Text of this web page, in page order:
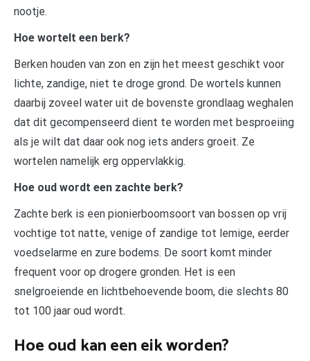
nootje.
Hoe wortelt een berk?
Berken houden van zon en zijn het meest geschikt voor
lichte, zandige, niet te droge grond. De wortels kunnen
daarbij zoveel water uit de bovenste grondlaag weghalen
dat dit gecompenseerd dient te worden met besproeiing
als je wilt dat daar ook nog iets anders groeit. Ze
wortelen namelijk erg oppervlakkig.
Hoe oud wordt een zachte berk?
Zachte berk is een pionierboomsoort van bossen op vrij
vochtige tot natte, venige of zandige tot lemige, eerder
voedselarme en zure bodems. De soort komt minder
frequent voor op drogere gronden. Het is een
snelgroeiende en lichtbehoevende boom, die slechts 80
tot 100 jaar oud wordt.
Hoe oud kan een eik worden?